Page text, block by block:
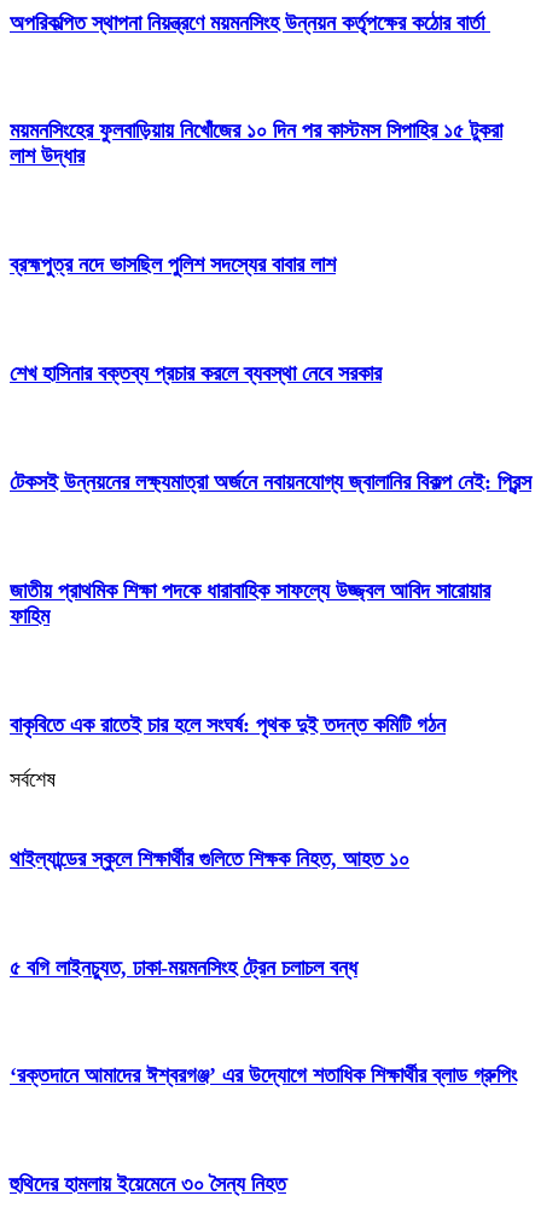
অপরিকল্পিত স্থাপনা নিয়ন্ত্রণে ময়মনসিংহ উন্নয়ন কর্তৃপক্ষের কঠোর বার্তা
ময়মনসিংহের ফুলবাড়িয়ায় নিখোঁজের ১০ দিন পর কাস্টমস সিপাহির ১৫ টুকরা
লাশ উদ্ধার
ব্রহ্মপুত্র নদে ভাসছিল পুলিশ সদস্যের বাবার লাশ
শেখ হাসিনার বক্তব্য প্রচার করলে ব্যবস্থা নেবে সরকার
টেকসই উন্নয়নের লক্ষ্যমাত্রা অর্জনে নবায়নযোগ্য জ্বালানির বিকল্প নেই: প্রিন্স
জাতীয় প্রাথমিক শিক্ষা পদকে ধারাবাহিক সাফল্যে উজ্জ্বল আবিদ সারোয়ার
ফাহিম
বাকৃবিতে এক রাতেই চার হলে সংঘর্ষ: পৃথক দুই তদন্ত কমিটি গঠন
সর্বশেষ
থাইল্যান্ডের স্কুলে শিক্ষার্থীর গুলিতে শিক্ষক নিহত, আহত ১০
৫ বগি লাইনচ্যুত, ঢাকা-ময়মনসিংহ ট্রেন চলাচল বন্ধ
‘রক্তদানে আমাদের ঈশ্বরগঞ্জ’ এর উদ্যোগে শতাধিক শিক্ষার্থীর ব্লাড গ্রুপিং
হুথিদের হামলায় ইয়েমেনে ৩০ সৈন্য নিহত